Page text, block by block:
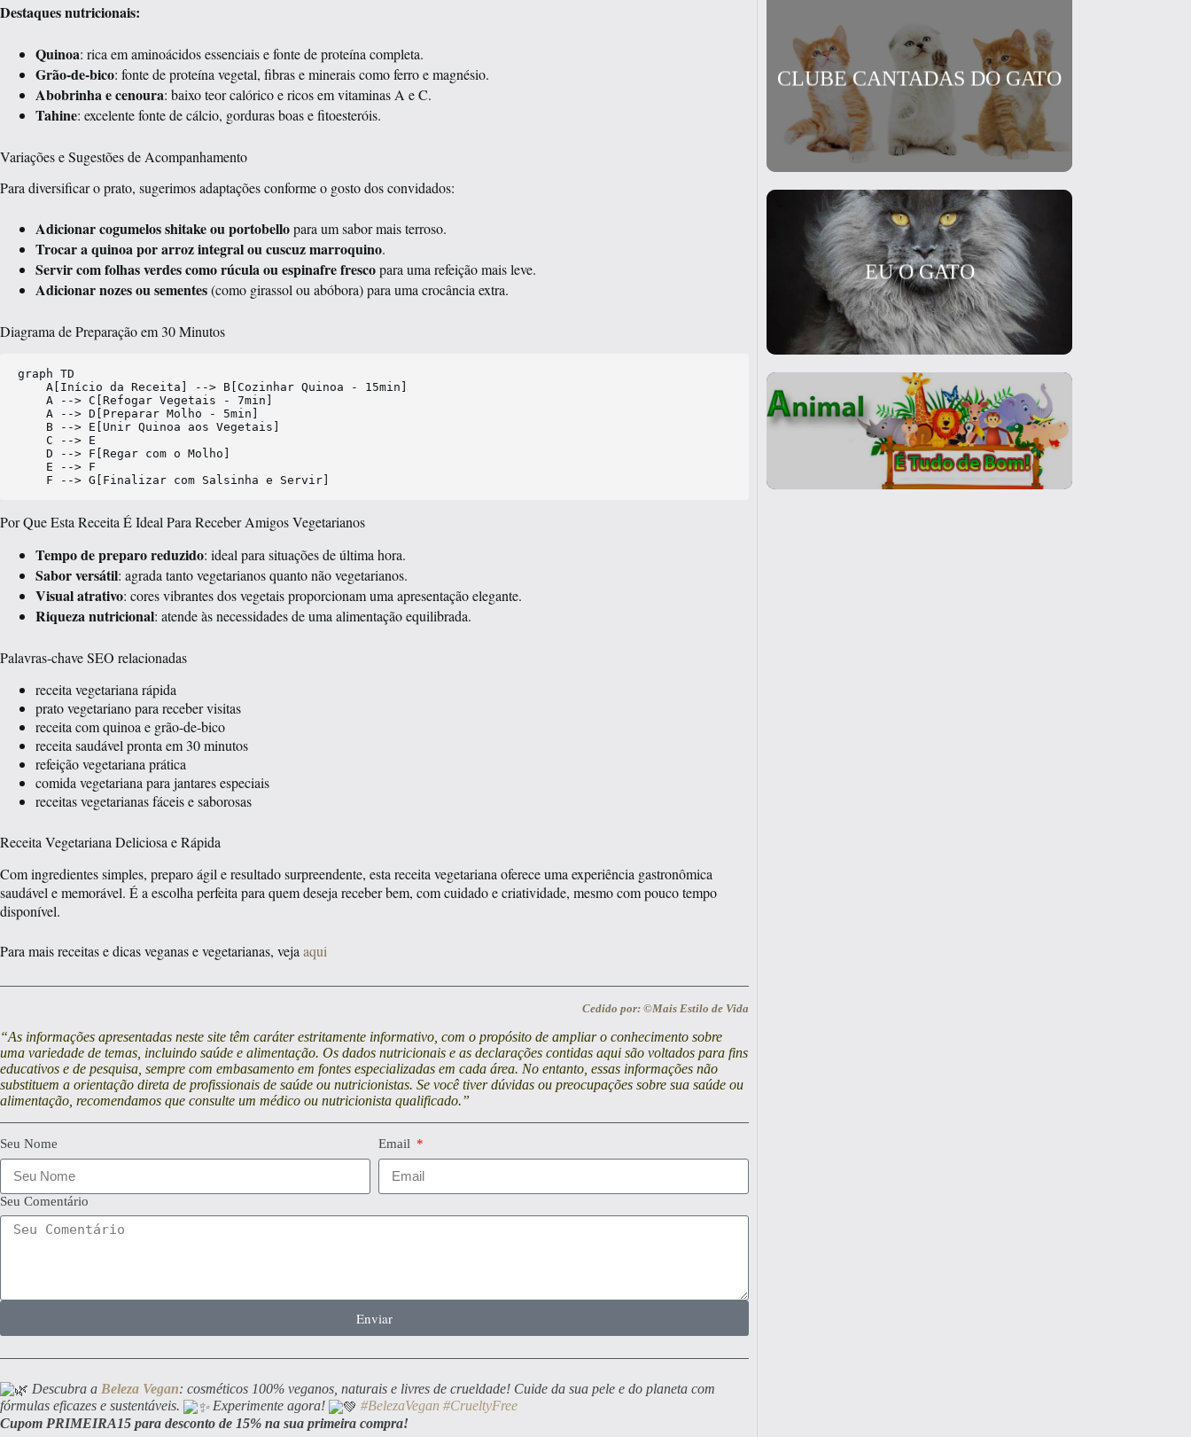
Destaques nutricionais:
Quinoa: rica em aminoácidos essenciais e fonte de proteína completa.
Grão-de-bico: fonte de proteína vegetal, fibras e minerais como ferro e magnésio.
Abobrinha e cenoura: baixo teor calórico e ricos em vitaminas A e C.
Tahine: excelente fonte de cálcio, gorduras boas e fitoesteróis.
Variações e Sugestões de Acompanhamento
Para diversificar o prato, sugerimos adaptações conforme o gosto dos convidados:
Adicionar cogumelos shitake ou portobellopara um sabor mais terroso.
Trocar a quinoa por arroz integral ou cuscuz marroquino.
Servir com folhas verdes como rúcula ou espinafre frescopara uma refeição mais leve.
Adicionar nozes ou sementes(como girassol ou abóbora) para uma crocância extra.
Diagrama de Preparação em 30 Minutos
graph TD
    A[Início da Receita] --> B[Cozinhar Quinoa - 15min]
    A --> C[Refogar Vegetais - 7min]
    A --> D[Preparar Molho - 5min]
    B --> E[Unir Quinoa aos Vegetais]
    C --> E
    D --> F[Regar com o Molho]
    E --> F
Por Que Esta Receita É Ideal Para Receber Amigos Vegetarianos
Tempo de preparo reduzido: ideal para situações de última hora.
Sabor versátil: agrada tanto vegetarianos quanto não vegetarianos.
Visual atrativo: cores vibrantes dos vegetais proporcionam uma apresentação elegante.
Riqueza nutricional: atende às necessidades de uma alimentação equilibrada.
Palavras-chave SEO relacionadas
receita vegetariana rápida
prato vegetariano para receber visitas
receita com quinoa e grão-de-bico
receita saudável pronta em 30 minutos
refeição vegetariana prática
comida vegetariana para jantares especiais
receitas vegetarianas fáceis e saborosas
Receita Vegetariana Deliciosa e Rápida
Com ingredientes simples, preparo ágil e resultado surpreendente, esta receita vegetariana oferece uma experiência gastronômica
saudável e memorável. É a escolha perfeita para quem deseja receber bem, com cuidado e criatividade, mesmo com pouco tempo
disponível.
Para mais receitas e dicas veganas e vegetarianas, veja aqui
Cedido por: ©Mais Estilo de Vida
“As informações apresentadas neste site têm caráter estritamente informativo, com o propósito de ampliar o conhecimento sobre
uma variedade de temas, incluindo saúde e alimentação. Os dados nutricionais e as declarações contidas aqui são voltados para fins
educativos e de pesquisa, sempre com embasamento em fontes especializadas em cada área. No entanto, essas informações não
substituem a orientação direta de profissionais de saúde ou nutricionistas. Se você tiver dúvidas ou preocupações sobre sua saúde ou
alimentação, recomendamos que consulte um médico ou nutricionista qualificado.”
Seu Nome Email
Seu Comentário
Enviar
Descubra a Beleza Vegan: cosméticos 100% veganos, naturais e livres de crueldade! Cuide da sua pele e do planeta com
fórmulas eficazes e sustentáveis.
Experimente agora! #BelezaVegan #CrueltyFree
Cupom PRIMEIRA15 para desconto de 15% na sua primeira compra!
CLUBE CANTADAS DO GATO
EU O GATO